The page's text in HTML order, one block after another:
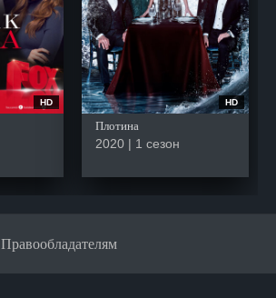
HD HD
Плотина
2020 | 1 сезон
Правообладателям